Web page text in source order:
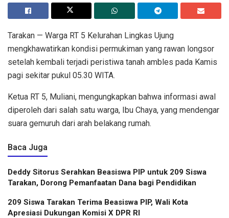
Tarakan — Warga RT 5 Kelurahan Lingkas Ujung
mengkhawatirkan kondisi permukiman yang rawan longsor
setelah kembali terjadi peristiwa tanah ambles pada Kamis
pagi sekitar pukul 05.30 WITA.
Ketua RT 5, Muliani, mengungkapkan bahwa informasi awal
diperoleh dari salah satu warga, Ibu Chaya, yang mendengar
suara gemuruh dari arah belakang rumah.
Baca Juga
Deddy Sitorus Serahkan Beasiswa PIP untuk 209 Siswa
Tarakan, Dorong Pemanfaatan Dana bagi Pendidikan
209 Siswa Tarakan Terima Beasiswa PIP, Wali Kota
Apresiasi Dukungan Komisi X DPR RI